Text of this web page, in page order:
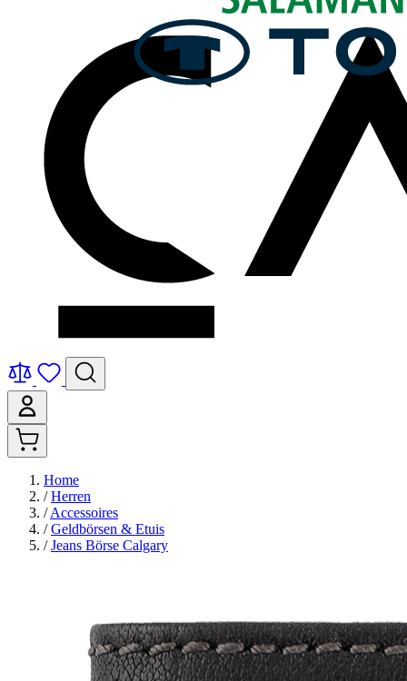
Home
/ Herren
/ Accessoires
/ Geldbörsen & Etuis
/ Jeans Börse Calgary